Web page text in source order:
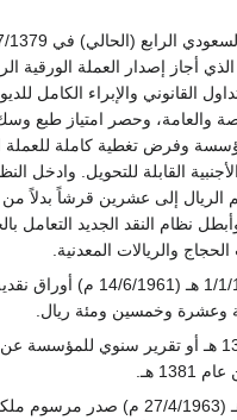
1959 م) الذي أجاز إصدار العملة الورقية
القانوني والإبراء الكامل
والعامة، وحصر امتياز طبع
وفرض تغطية كاملة للعملة
القابلة للتحويل. وادخل
الريال إلى عشرين قرشاً بدلاً من
نظام النقد الجديد التعامل
والريالات المعدنية.
طرحت في 1/1/1381 هـ (14/6/
وعشرة وخمسين ومئة ريال.
هـ.
في 4/12/1382 هـ (27/4/1963 م) صدر